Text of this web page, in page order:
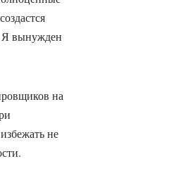
Я вынужден
на
не